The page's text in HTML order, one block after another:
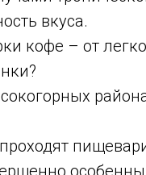
вкуса.
кофе – от